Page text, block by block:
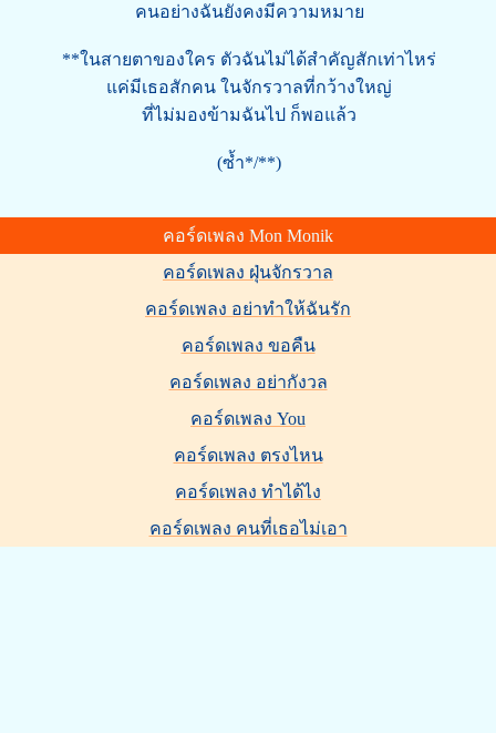
คนอย่างฉันยังคงมีความหมาย
**ในสายตาของใคร ตัวฉันไม่ได้สำคัญสักเท่าไหร่
แค่มีเธอสักคน ในจักรวาลที่กว้างใหญ่
ที่ไม่มองข้ามฉันไป ก็พอแล้ว
(ซ้ำ*/**)
คอร์ดเพลง Mon Monik
คอร์ดเพลง ฝุ่นจักรวาล
คอร์ดเพลง อย่าทำให้ฉันรัก
คอร์ดเพลง ขอคืน
คอร์ดเพลง อย่ากังวล
คอร์ดเพลง You
คอร์ดเพลง ตรงไหน
คอร์ดเพลง ทำได้ไง
คอร์ดเพลง คนที่เธอไม่เอา